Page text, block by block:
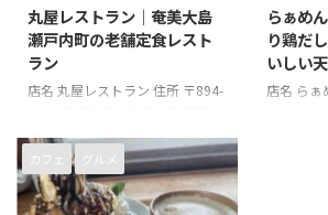
丸屋レストラン｜奄美大島
瀬戸内町の老舗定食レスト
ラン
店名 丸屋レストラン 住所 〒894-
内町大字古仁屋松江９−１ 電話番
号 0997-72-3057 営業時間 11時
00分～14時00分、18時00分～21
時30分 店休日 火曜日
らぁめ
り鶏だ
いしい
店名 らぁ
カフェ グルメ